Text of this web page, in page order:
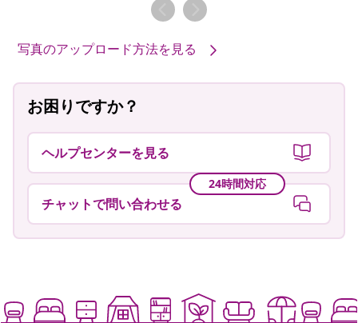
写真のアップロード方法を見る
お困りですか？
ヘルプセンターを見る
24時間対応
チャットで問い合わせる